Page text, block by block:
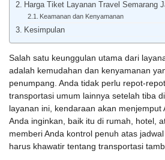
Harga Tiket Layanan Travel Semarang
Keamanan dan Kenyamanan
Kesimpulan
Salah satu keunggulan utama dari
adalah kemudahan dan kenyamanan
penumpang. Anda tidak perlu repot-
transportasi umum lainnya setelah tiba
layanan ini, kendaraan akan menjemput
Anda inginkan, baik itu di rumah, hotel,
memberi Anda kontrol penuh atas
harus khawatir tentang transportasi